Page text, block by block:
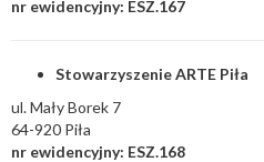
nr ewidencyjny: ESZ.167
Stowarzyszenie ARTE Piła
ul. Mały Borek 7
64-920 Piła
nr ewidencyjny: ESZ.168